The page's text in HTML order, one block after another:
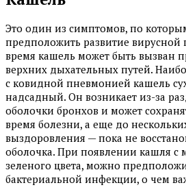
Это один из симптомов, по
предположить развитие
время кашель может быть вызван
верхних дыхательных путей.
с ковидной пневмонией кашель
надсадный. Он возникает из-за
оболочки бронхов и может
время болезни, а еще до
выздоровления — пока не
оболочка. При появлении кашля с
зеленого цвета, можно
бактериальной инфекции, о чем